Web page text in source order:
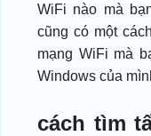
WiFi nào mà
cũng có một
mạng WiFi mà
Windows của
cách tìm